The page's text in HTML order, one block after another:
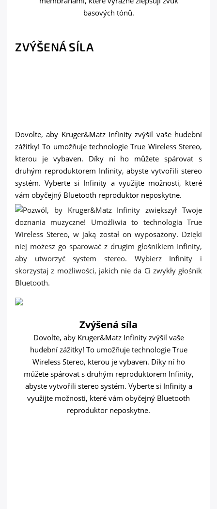
basových tónů.
ZVÝŠENÁ SÍLA
Dovolte, aby Kruger&Matz Infinity zvýšil vaše hudební
zážitky! To umožňuje technologie True Wireless Stereo,
kterou je vybaven. Díky ní ho můžete spárovat s
druhým reproduktorem Infinity, abyste vytvořili stereo
systém. Vyberte si Infinity a využijte možnosti, které
vám obyčejný Bluetooth reproduktor neposkytne.
Zvýšená síla
Dovolte, aby Kruger&Matz Infinity zvýšil vaše
hudební zážitky! To umožňuje technologie True
Wireless Stereo, kterou je vybaven. Díky ní ho
můžete spárovat s druhým reproduktorem Infinity,
abyste vytvořili stereo systém. Vyberte si Infinity a
využijte možnosti, které vám obyčejný Bluetooth
reproduktor neposkytne.